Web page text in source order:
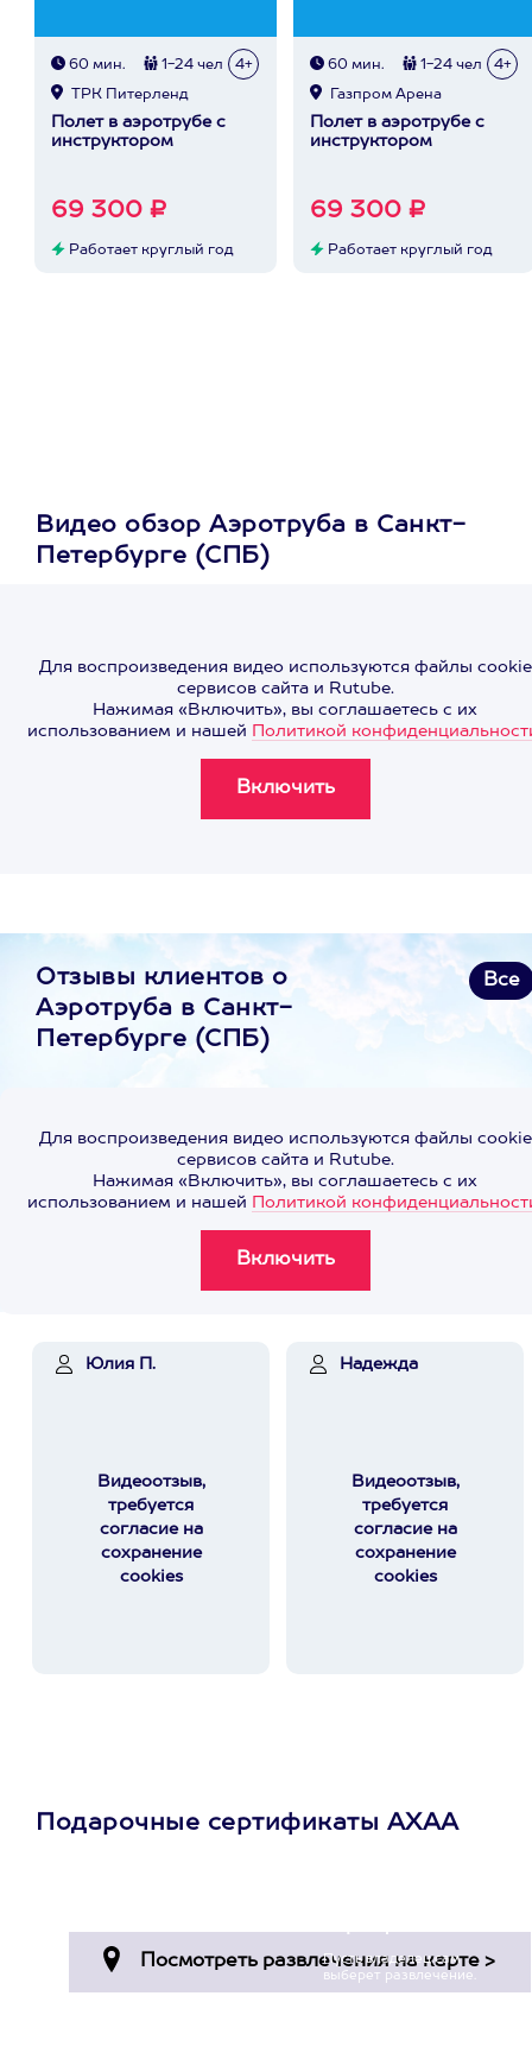
60 мин. 1-24 чел 4+
ТРК Питерленд
Полет в аэротрубе с
инструктором
69 300 ₽
Работает круглый год
60 мин. 1-24 чел 4+
Газпром Арена
Полет в аэротрубе с
инструктором
69 300 ₽
Работает круглый год
Видео обзор Аэротруба в Санкт-
Петербурге (СПБ)
Для воспроизведения видео используются файлы cookie
сервисов сайта и Rutube.
Нажимая «Включить», вы соглашаетесь с их
использованием и нашей Политикой
Отзывы клиентов о
Аэротруба в Санкт-
Петербурге (СПБ)
Все
Для воспроизведения видео используются файлы cookie
сервисов сайта и Rutube.
Нажимая «Включить», вы соглашаетесь с их
использованием и нашей Политикой
Юлия П.
Видеоотзыв,
требуется
согласие на
сохранение
cookies
Надежда
Видеоотзыв,
требуется
согласие на
сохранение
cookies
Подарочные сертификаты АХАА
Пусть владелец сам
выберет развлечение.